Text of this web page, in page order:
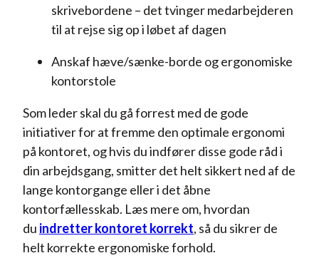
skrivebordene – det tvinger medarbejderen
til at rejse sig op i løbet af dagen
Anskaf hæve/sænke-borde og ergonomiske
kontorstole
Som leder skal du gå forrest med de gode
initiativer for at fremme den optimale ergonomi
på kontoret, og hvis du indfører disse gode råd i
din arbejdsgang, smitter det helt sikkert ned af de
lange kontorgange eller i det åbne
kontorfællesskab. Læs mere om, hvordan
du indretter kontoret korrekt, så du sikrer de
helt korrekte ergonomiske forhold.